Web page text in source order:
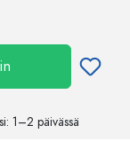
: 1–2 päivässä